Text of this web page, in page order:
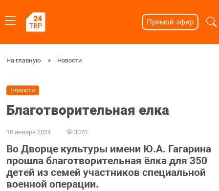
Прямой эфир
На главную Новости
Новости
Благотворительная елка
10 января 2024 3070
Во Дворце культуры имени Ю.А. Гагарина
прошла благотворительная ёлка для 350
детей из семей участников специальной
военной операции.